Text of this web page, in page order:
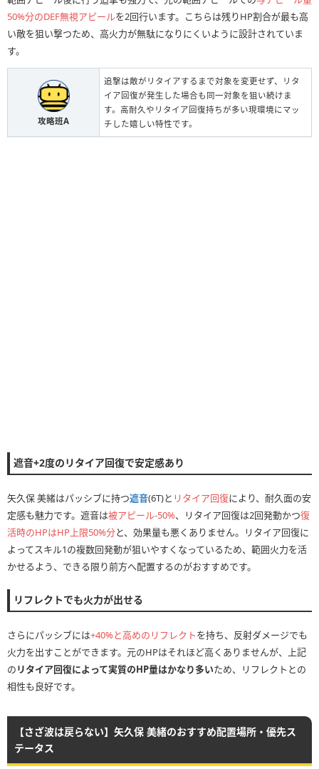
50%分のDEF無視アピールを2回行います。こちらは残りHP割合が最も高
い敵を狙い撃つため、高火力が無駄になりにくいように設計されていま
す。
攻略班A
追撃は敵がリタイアするまで対象を変更せず、リタ
イア回復が発生した場合も同一対象を狙い続けま
す。高耐久やリタイア回復持ちが多い現環境にマッ
チした嬉しい特性です。
遮音+2度のリタイア回復で安定感あり
矢久保 美緒はパッシブに持つ遮音(6T)と リタイア回復により、耐久面の安
定感も魅力です。遮音は被アピール-50%、リタイア回復は2回発動かつ復
活時のHPはHP上限50%分と、効果量も悪くありません。リタイア回復に
よってスキル1の複数回発動が狙いやすくなっているため、範囲火力を活
かせるよう、できる限り前方へ配置するのがおすすめです。
リフレクトでも火力が出せる
さらにパッシブには+40%と高めのリフレクトを持ち、反射ダメージでも
火力を出すことができます。元のHPはそれほど高くありませんが、上記
のリタイア回復によって実質のHP量はかなり多いため、リフレクトとの
相性も良好です。
【さざ波は戻らない】矢久保 美緒のおすすめ配置場所・優先ス
テータス